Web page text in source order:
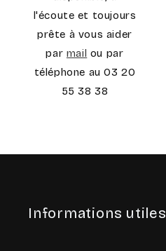
l'écoute et toujours
prête à vous aider
par mail ou par
téléphone au 03 20
55 38 38
Informations utiles